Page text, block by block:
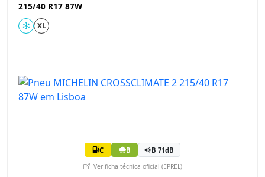
215/40 R17 87W
XL
C B B 71dB
Ver ficha técnica oficial (EPREL)